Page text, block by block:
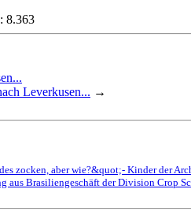
8.363
Leverkusen... →
zocken, aber wie?&quot;- Kinder der
aus Brasiliengeschäft der Division Crop